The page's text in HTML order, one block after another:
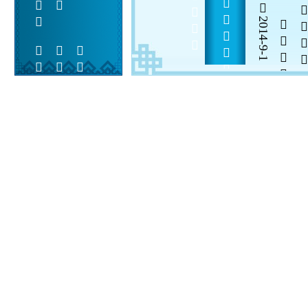
  
2014-9-1